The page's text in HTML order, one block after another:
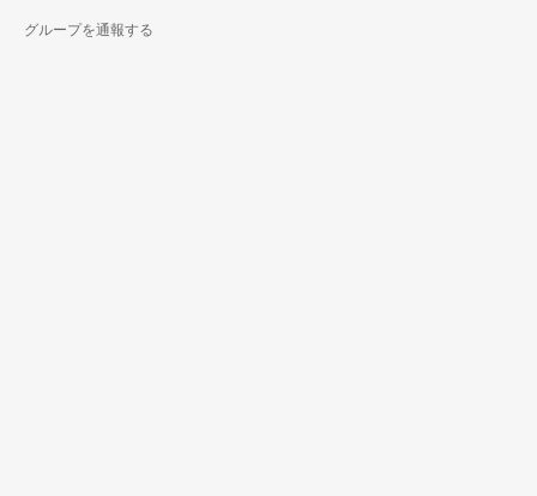
グループを通報する